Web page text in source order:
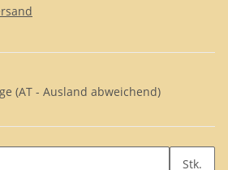
(AT - Ausland abweichend)
Stk.